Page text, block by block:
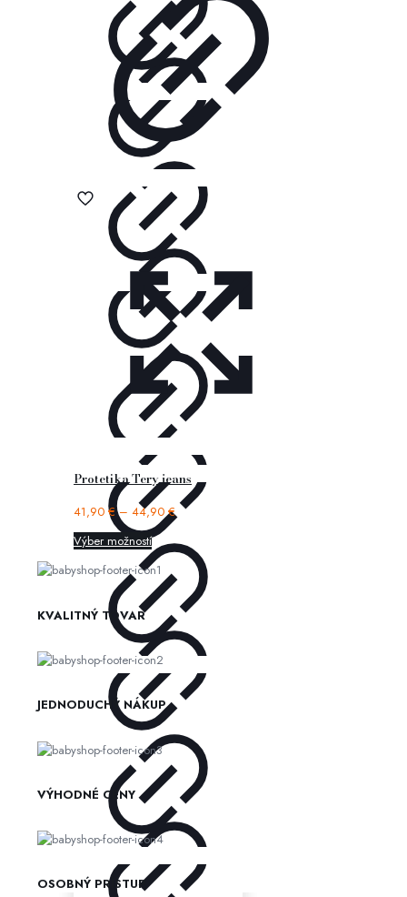
Protetika Tery jeans
41,90 €– 44,90€
Výber možností
KVALITNÝ TOVAR
JEDNODUCHÝ NÁKUP
VÝHODNÉ CENY
OSOBNÝ PRÍSTUP